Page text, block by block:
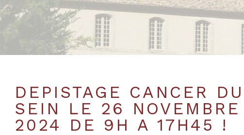
DEPISTAGE CANCER DU
SEIN LE 26 NOVEMBRE
2024 DE 9H A 17H45 !